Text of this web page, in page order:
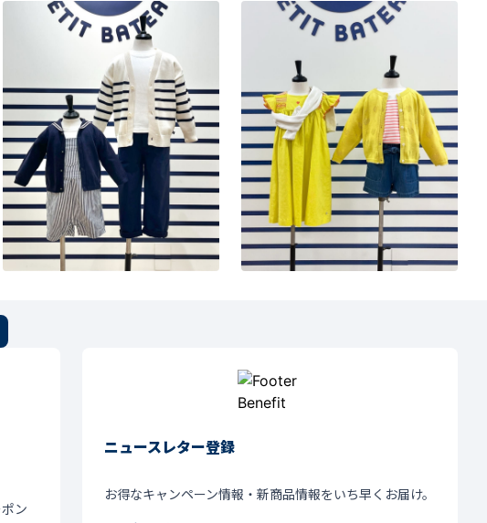
ン
ニュースレター登録
お得なキャンペーン情報・新商品情報をいち早くお届け。